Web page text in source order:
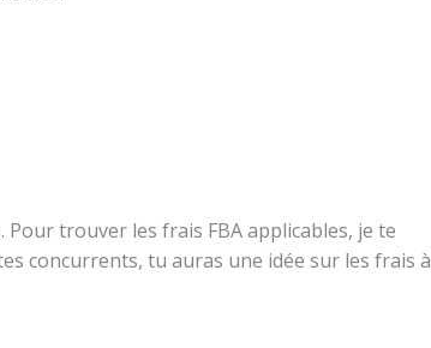
trouver les frais FBA applicables, je te
tes concurrents, tu auras une idée sur les frais à